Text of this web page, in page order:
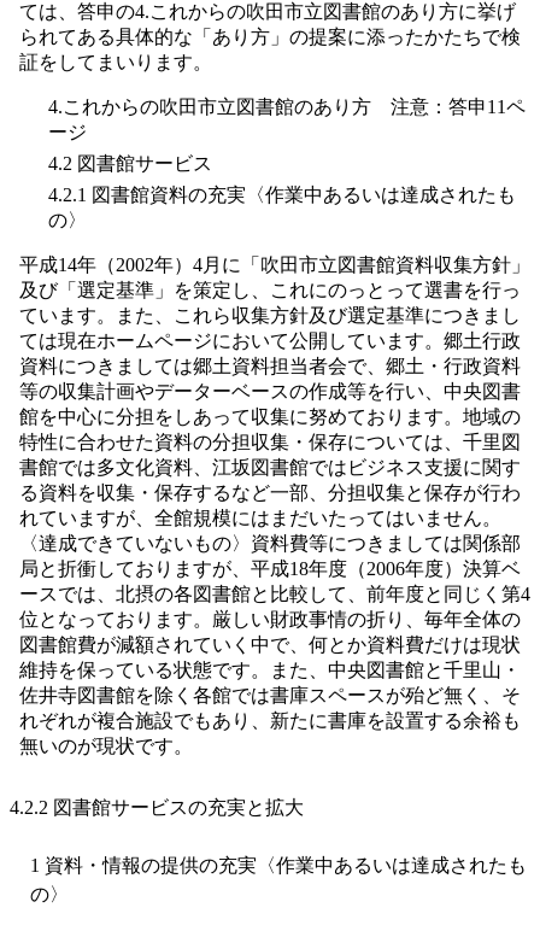
ては、答申の4.これからの吹田市立図書館のあり方に挙げ
られてある具体的な「あり方」の提案に添ったかたちで検
証をしてまいります。
4.これからの吹田市立図書館のあり方 注意：答申11ペ
ージ
4.2 図書館サービス
4.2.1 図書館資料の充実〈作業中あるいは達成されたも
の〉
平成14年（2002年）4月に「吹田市立図書館資料収集方針」
及び「選定基準」を策定し、これにのっとって選書を行っ
ています。また、これら収集方針及び選定基準につきまし
ては現在ホームページにおいて公開しています。郷土行政
資料につきましては郷土資料担当者会で、郷土・行政資料
等の収集計画やデーターベースの作成等を行い、中央図書
館を中心に分担をしあって収集に努めております。地域の
特性に合わせた資料の分担収集・保存については、千里図
書館では多文化資料、江坂図書館ではビジネス支援に関す
る資料を収集・保存するなど一部、分担収集と保存が行わ
れていますが、全館規模にはまだいたってはいません。
〈達成できていないもの〉資料費等につきましては関係部
局と折衝しておりますが、平成18年度（2006年度）決算ベ
ースでは、北摂の各図書館と比較して、前年度と同じく第4
位となっております。厳しい財政事情の折り、毎年全体の
図書館費が減額されていく中で、何とか資料費だけは現状
維持を保っている状態です。また、中央図書館と千里山・
佐井寺図書館を除く各館では書庫スペースが殆ど無く、そ
れぞれが複合施設でもあり、新たに書庫を設置する余裕も
無いのが現状です。
4.2.2 図書館サービスの充実と拡大
1 資料・情報の提供の充実〈作業中あるいは達成されたも
の〉